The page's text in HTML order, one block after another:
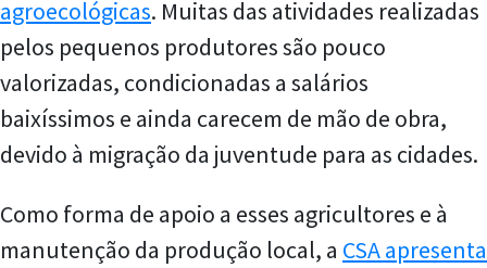
agroecológicas. Muitas das atividades realizadas
pelos pequenos produtores são pouco
valorizadas, condicionadas a salários
baixíssimos e ainda carecem de mão de obra,
devido à migração da juventude para as cidades.
Como forma de apoio a esses agricultores e à
manutenção da produção local, a CSA apresenta